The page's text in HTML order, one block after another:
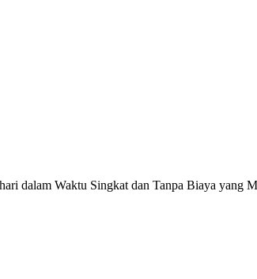
dalam Waktu Singkat dan Tanpa Biaya yang